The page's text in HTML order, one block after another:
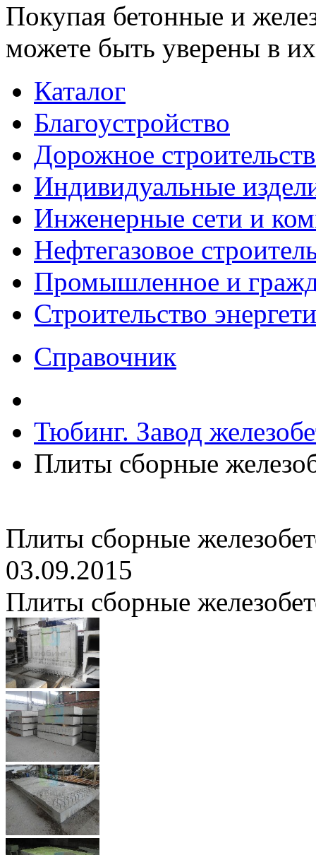
Покупая бетонные и
можете быть уверены в их
Каталог
Благоустройство
Дорожное
Индивидуальные
Инженерные сети и
Нефтегазовое
Промышленное и
Строительство
Справочник
Тюбинг. Завод
Плиты сборные
Плиты сборные
03.09.2015
Плиты сборные